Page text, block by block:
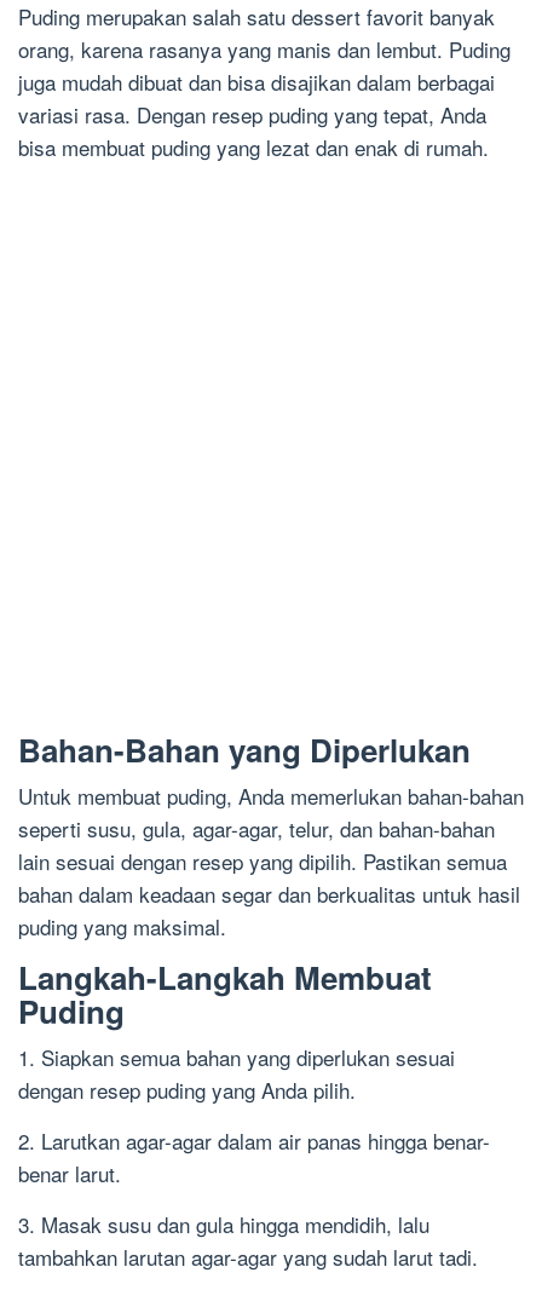
Puding merupakan salah satu dessert favorit banyak
orang, karena rasanya yang manis dan lembut. Puding
juga mudah dibuat dan bisa disajikan dalam berbagai
variasi rasa. Dengan resep puding yang tepat, Anda
bisa membuat puding yang lezat dan enak di rumah.
Bahan-Bahan yang Diperlukan
Untuk membuat puding, Anda memerlukan bahan-bahan
seperti susu, gula, agar-agar, telur, dan bahan-bahan
lain sesuai dengan resep yang dipilih. Pastikan semua
bahan dalam keadaan segar dan berkualitas untuk hasil
puding yang maksimal.
Langkah-Langkah Membuat
Puding
1. Siapkan semua bahan yang diperlukan sesuai
dengan resep puding yang Anda pilih.
2. Larutkan agar-agar dalam air panas hingga benar-
benar larut.
3. Masak susu dan gula hingga mendidih, lalu
tambahkan larutan agar-agar yang sudah larut tadi.